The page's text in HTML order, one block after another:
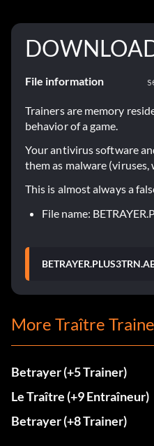
File information
Trainers are memory
behavior of a game.
Your antivirus software
them as malware
This is almost always a
File name:
More Traître
Betrayer (+5 Trainer)
Le Traître (+9 Entraîneur)
Betrayer (+8 Trainer)